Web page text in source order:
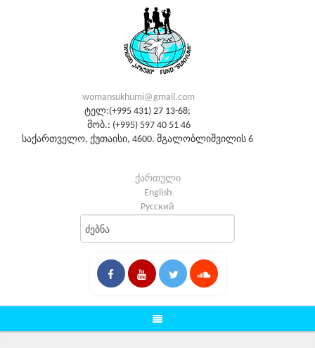
womansukhumi@gmail.com
ტელ:(+995 431) 27 13-68;
მობ.: (+995) 597 40 51 46
საქართველო, ქუთაისი, 4600. მგალობლიშვილის 6
ქართული
English
Русский